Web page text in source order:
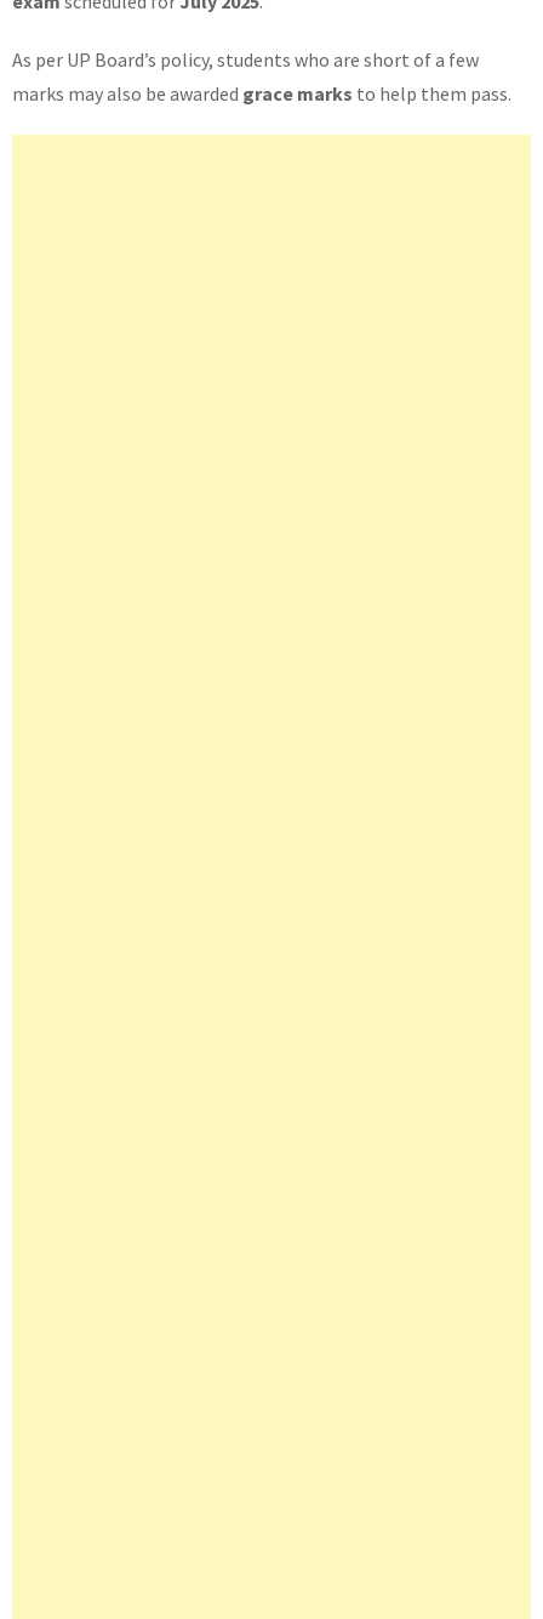
As per UP Board’s policy, students who are short of a few
marks may also be awarded grace marks to help them pass.